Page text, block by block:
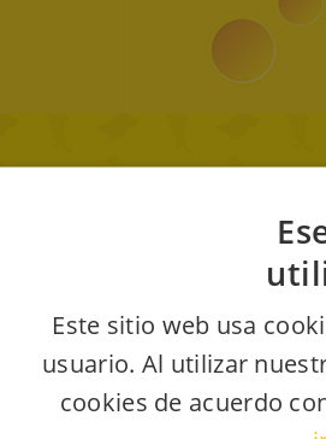
Este sitio web usa
usuario. Al utilizar
cookies de acuerdo